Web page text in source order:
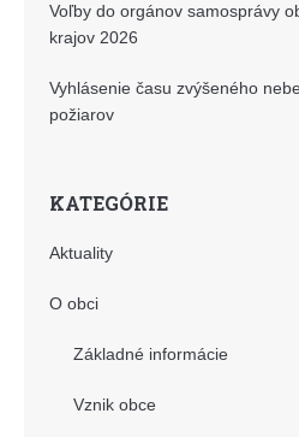
Voľby do orgánov samosprávy
krajov 2026
Vyhlásenie času zvýšeného
požiarov
KATEGÓRIE
Aktuality
O obci
Základné informácie
Vznik obce